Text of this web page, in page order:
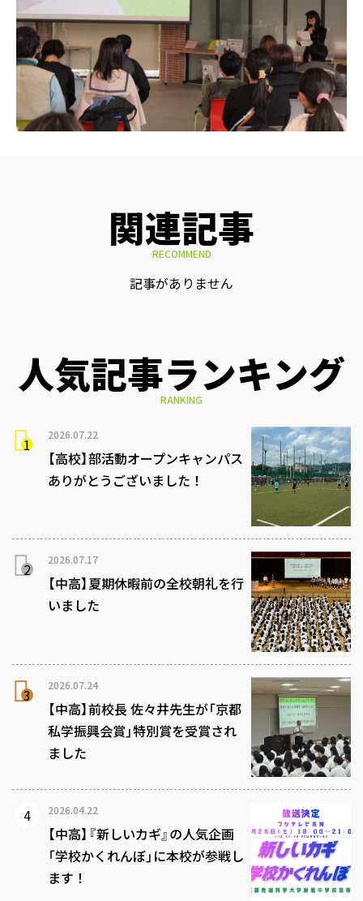
関連記事
RECOMMEND
記事がありません
人気記事ランキング
RANKING
2026.07.22
【高校】部活動オープンキャンパス
ありがとうございました！
2026.07.17
【中高】夏期休暇前の全校朝礼を行
いました
2026.07.24
【中高】前校長 佐々井先生が「京都
私学振興会賞」特別賞を受賞され
ました
2026.04.22
【中高】『新しいカギ』の人気企画
「学校かくれんぼ」に本校が参戦し
ます！